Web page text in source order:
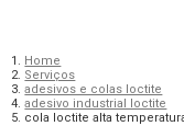
Home
Serviços
adesivos e colas loctite
adesivo industrial loctite
cola loctite alta